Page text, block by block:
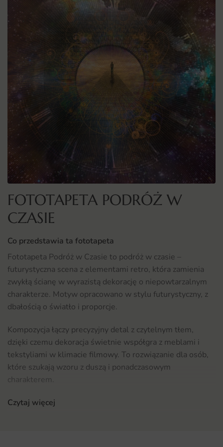
FOTOTAPETA PODRÓŻ W
CZASIE
Co przedstawia ta fototapeta
Fototapeta Podróż w Czasie to podróż w czasie –
futurystyczna scena z elementami retro, która zamienia
zwykłą ścianę w wyrazistą dekorację o niepowtarzalnym
charakterze. Motyw opracowano w stylu futurystyczny, z
dbałością o światło i proporcje.
Kompozycja łączy precyzyjny detal z czytelnym tłem,
dzięki czemu dekoracja świetnie współgra z meblami i
tekstyliami w klimacie filmowy. To rozwiązanie dla osób,
które szukają wzoru z duszą i ponadczasowym
charakterem.
Gdzie sprawdzi się fototapeta Podróż w Czasie
Czytaj więcej